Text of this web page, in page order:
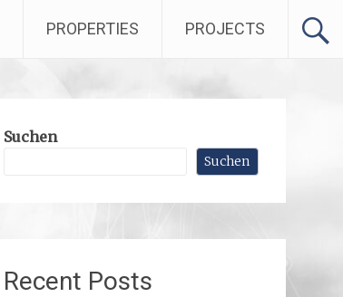
PROPERTIES PROJECTS
Suchen
Suchen
Recent Posts